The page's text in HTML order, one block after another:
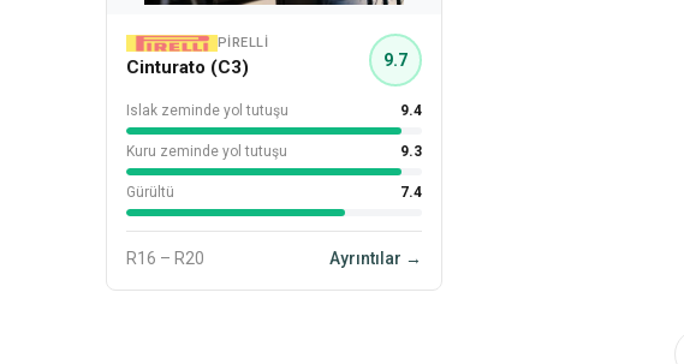
PIRELLI
Cinturato (C3) 9.7
Islak zeminde yol tutuşu 9.4
Kuru zeminde yol tutuşu 9.3
Gürültü 7.4
R16 – R20 Ayrıntılar →